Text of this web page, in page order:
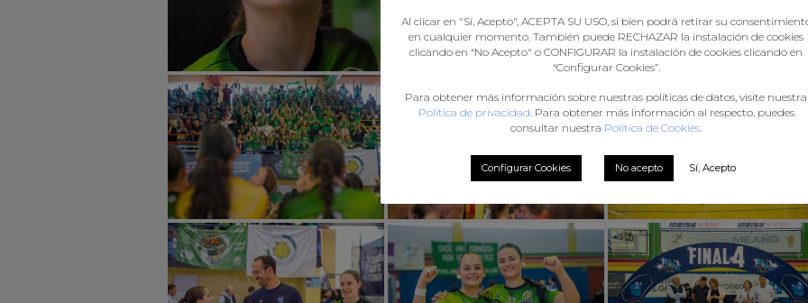
Al clicar en "Sí, Acepto", ACEPTA SU USO, si bien podrá retirar su
en cualquier momento. También puede RECHAZAR la instalación de cookies
clicando en “No Acepto" o CONFIGURAR la instalación de cookies clicando en
“Configurar Cookies”.
Para obtener más información sobre nuestras políticas de datos, visite nuestra
Política de privacidad. Para obtener más información al respecto, puedes
consultar nuestra Política de Cookies.
Configurar Cookies No acepto Sí, Acepto